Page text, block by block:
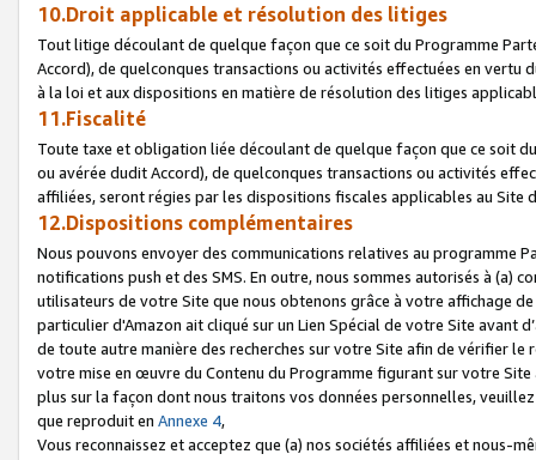
10.Droit applicable et résolution des litiges
Tout litige découlant de quelque façon que ce soit du Programme
Accord), de quelconques transactions ou activités effectuées en vertu
à la loi et aux dispositions en matière de résolution des litiges
11.Fiscalité
Toute taxe et obligation liée découlant de quelque façon que ce soit
ou avérée dudit Accord), de quelconques transactions ou activités
affiliées, seront régies par les dispositions fiscales applicables au Site
12.Dispositions complémentaires
Nous pouvons envoyer des communications relatives au programme
notifications push et des SMS. En outre, nous sommes autorisés à
utilisateurs de votre Site que nous obtenons grâce à votre affichage
particulier d'Amazon ait cliqué sur un Lien Spécial de votre Site avant
de toute autre manière des recherches sur votre Site afin de vérifier
votre mise en œuvre du Contenu du Programme figurant sur votre
plus sur la façon dont nous traitons vos données personnelles,
que reproduit en Annexe 4,
Vous reconnaissez et acceptez que (a) nos sociétés affiliées et nous-